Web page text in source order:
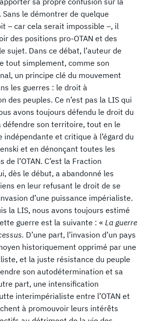
Sans le démontrer de quelque
– car cela serait impossible –, il
des positions pro-OTAN et des
sujet. Dans ce débat, l’auteur de
tout simplement, comme son
un principe clé du mouvement
les guerres : le droit à
des peuples. Ce n’est pas la LIS qui
avons toujours défendu le droit du
défendre son territoire, tout en le
et critique à l’égard du
et en dénonçant toutes les
l’OTAN. C’est la Fraction
dès le début, a abandonné les
en leur refusant le droit de se
d’une puissance impérialiste.
la LIS, nous avons toujours estimé
guerre est la suivante : « La guerre
D’une part, l’invasion d’un pays
historiquement opprimé par une
et la juste résistance du peuple
son autodétermination et sa
part, une intensification
interimpérialiste entre l’OTAN et
à promouvoir leurs intérêts